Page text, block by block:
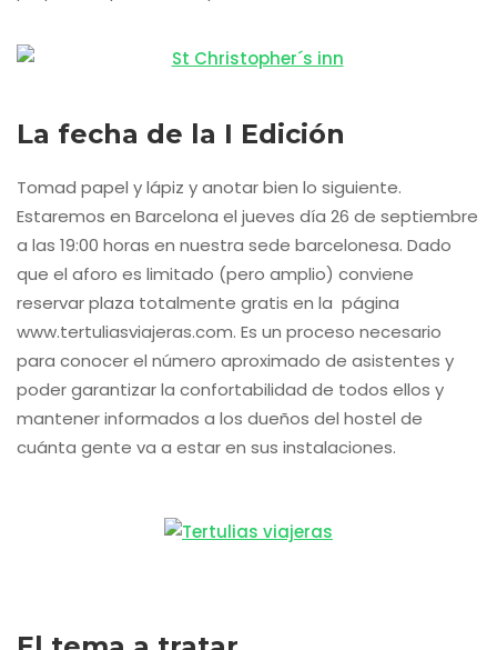
La fecha de la I Edición
Tomad papel y lápiz y anotar bien lo siguiente.
Estaremos en Barcelona el jueves día 26 de septiembre
a las 19:00 horas en nuestra sede barcelonesa. Dado
que el aforo es limitado (pero amplio) conviene
reservar plaza totalmente gratis en la página
www.tertuliasviajeras.com. Es un proceso necesario
para conocer el número aproximado de asistentes y
poder garantizar la confortabilidad de todos ellos y
mantener informados a los dueños del hostel de
cuánta gente va a estar en sus instalaciones.